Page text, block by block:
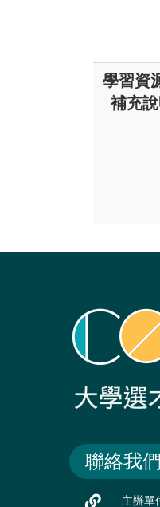
學習資
補充說
聯絡我們
主辦單